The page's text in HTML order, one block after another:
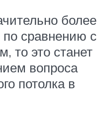
более
по сравнению с
то это станет
вопроса
потолка в